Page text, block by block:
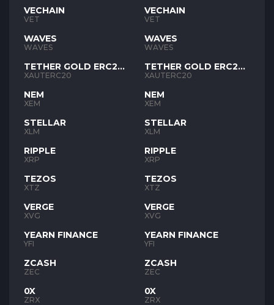
VECHAIN
VET
WAVES
WAVES
TETHER GOLD ERC20
XAUT
XAUTERC20
NEM
XEM
STELLAR
XLM
RIPPLE
XRP
TEZOS
XTZ
VERGE
XVG
YEARN FINANCE
YFI
ZCASH
ZEC
0X
ZRX
VECHAIN
VET
WAVES
WAVES
TETHER GOLD ERC20
XAUT
XAUTERC20
NEM
XEM
STELLAR
XLM
RIPPLE
XRP
TEZOS
XTZ
VERGE
XVG
YEARN FINANCE
YFI
ZCASH
ZEC
0X
ZRX